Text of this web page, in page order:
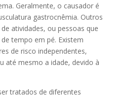
Geralmente, o causador é
gastrocnêmia. Outros
atividades, ou pessoas que
tempo em pé. Existem
de risco independentes,
até mesmo a idade, devido à
tratados de diferentes